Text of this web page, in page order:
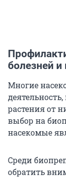
болезней и
Многие
растения от
выбор на
насекомые
Среди
обратить